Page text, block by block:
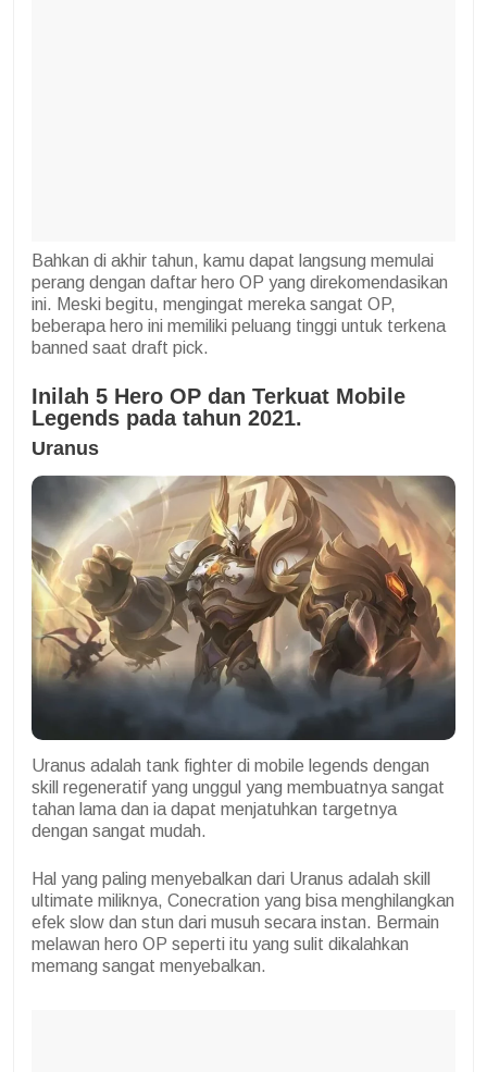
Bahkan di akhir tahun, kamu dapat langsung memulai
perang dengan daftar hero OP yang direkomendasikan
ini. Meski begitu, mengingat mereka sangat OP,
beberapa hero ini memiliki peluang tinggi untuk terkena
banned saat draft pick.
Inilah 5 Hero OP dan Terkuat Mobile
Legends pada tahun 2021.
Uranus
Uranus adalah tank fighter di mobile legends dengan
skill regeneratif yang unggul yang membuatnya sangat
tahan lama dan ia dapat menjatuhkan targetnya
dengan sangat mudah.
Hal yang paling menyebalkan dari Uranus adalah skill
ultimate miliknya, Conecration yang bisa menghilangkan
efek slow dan stun dari musuh secara instan. Bermain
melawan hero OP seperti itu yang sulit dikalahkan
memang sangat menyebalkan.